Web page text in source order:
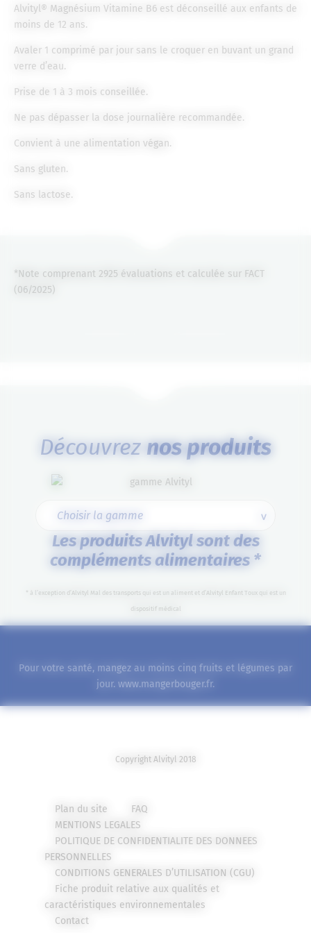
Alvityl® Magnésium Vitamine B6 est déconseillé aux enfants de
moins de 12 ans.
Avaler 1 comprimé par jour sans le croquer en buvant un grand
verre d’eau.
Prise de 1 à 3 mois conseillée.
Ne pas dépasser la dose journalière recommandée.
Convient à une alimentation végan.
Sans gluten.
Sans lactose.
*Note comprenant 2925 évaluations et calculée sur FACT
(06/2025)
Découvrez nos produits
Les produits Alvityl sont des
compléments alimentaires *
* à l’exception d’Alvityl Mal des transports qui est un aliment et d’Alvityl Enfant Toux qui est un
dispositif médical
Pour votre santé, mangez au moins cinq fruits et légumes par
jour. www.mangerbouger.fr.
Copyright Alvityl 2018
Plan du site
FAQ
MENTIONS LEGALES
POLITIQUE DE CONFIDENTIALITE DES DONNEES
PERSONNELLES
CONDITIONS GENERALES D’UTILISATION (CGU)
Fiche produit relative aux qualités et
caractéristiques environnementales
Contact